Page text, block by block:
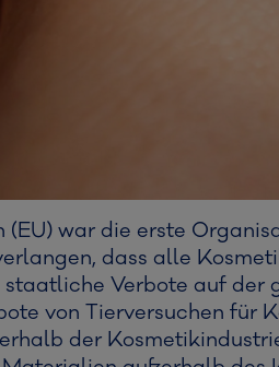
(EU) war die erste
dass alle
Verbote auf der
von Tierversuchen für
der